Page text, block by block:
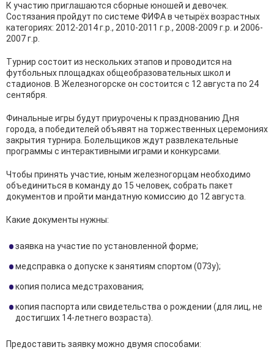
К участию приглашаются сборные юношей и девочек.
Состязания пройдут по системе ФИФА в четырёх возрастных
категориях: 2012-2014 г.р., 2010-2011 г.р., 2008-2009 г.р. и 2006-
2007 г.р.
Турнир состоит из нескольких этапов и проводится на
футбольных площадках общеобразовательных школ и
стадионов. В Железногорске он состоится с 12 августа по 24
сентября.
Финальные игры будут приурочены к празднованию Дня
города, а победителей объявят на торжественных церемониях
закрытия турнира. Болельщиков ждут развлекательные
программы с интерактивными играми и конкурсами.
Чтобы принять участие, юным железногорцам необходимо
объединиться в команду до 15 человек, собрать пакет
документов и пройти мандатную комиссию до 12 августа.
Какие документы нужны:
заявка на участие по установленной форме;
медсправка о допуске к занятиям спортом (073у);
копия полиса медстрахования;
копия паспорта или свидетельства о рождении (для лиц, не
достигших 14-летнего возраста).
Предоставить заявку можно двумя способами: